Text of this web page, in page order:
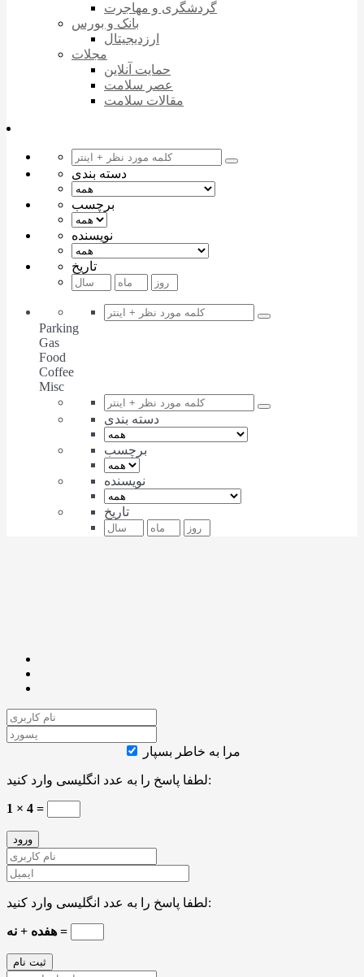
گردشگری و مهاجرت
بانک و بورس
ارزدیجیتال
مجلات
حمایت آنلاین
عصر سلامت
مقالات سلامت
دسته بندی
برچسب
نویسنده
تاریخ
Parking
Gas
Food
Coffee
Misc
دسته بندی
برچسب
نویسنده
تاریخ
مرا به خاطر بسپار
لطفا پاسخ را به عدد انگلیسی وارد کنید:
1 × 4 =
لطفا پاسخ را به عدد انگلیسی وارد کنید:
هفده + نه =